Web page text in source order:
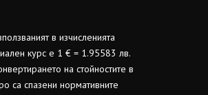
в изчисленията
курс е 1 € = 1.95583 лв.
на стойностите в
са спазени нормативните